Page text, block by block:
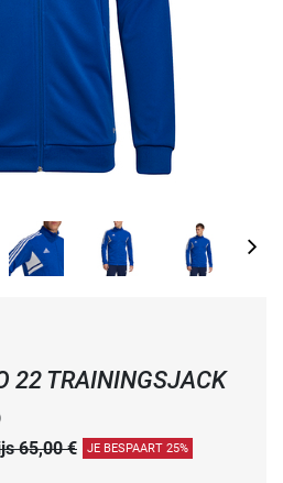
22 TRAININGSJACK
65,00 € JE BESPAART 25%